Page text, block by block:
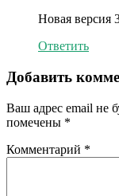
Новая версия
Ответить
Добавить
Ваш адрес email не
помечены *
Комментарий *